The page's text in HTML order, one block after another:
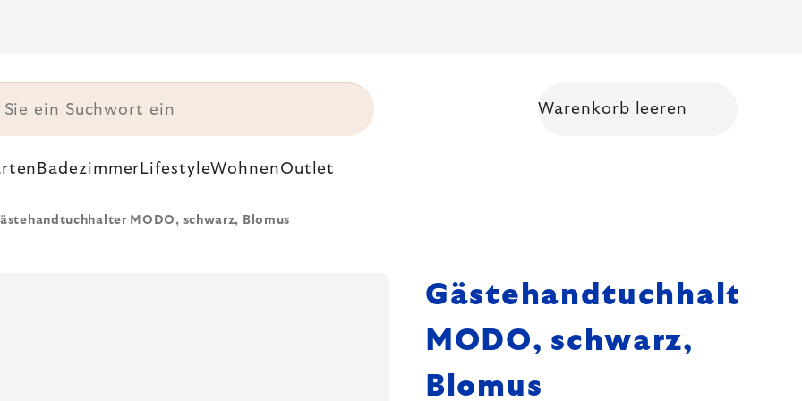
Warenkorb leeren
Badezimmer LifestyleWohnenOutlet
MODO, schwarz, Blomus
Gästehandtuchhalter
MODO, schwarz,
Blomus